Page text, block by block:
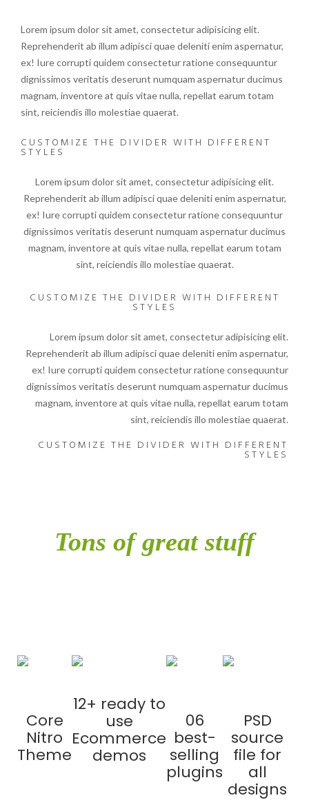
Lorem ipsum dolor sit amet, consectetur adipisicing elit.
Reprehenderit ab illum adipisci quae deleniti enim aspernatur,
ex! Iure corrupti quidem consectetur ratione consequuntur
dignissimos veritatis deserunt numquam aspernatur ducimus
magnam, inventore at quis vitae nulla, repellat earum totam
sint, reiciendis illo molestiae quaerat.
CUSTOMIZE THE DIVIDER WITH DIFFERENT
STYLES
Lorem ipsum dolor sit amet, consectetur adipisicing elit.
Reprehenderit ab illum adipisci quae deleniti enim aspernatur,
ex! Iure corrupti quidem consectetur ratione consequuntur
dignissimos veritatis deserunt numquam aspernatur ducimus
magnam, inventore at quis vitae nulla, repellat earum totam
sint, reiciendis illo molestiae quaerat.
CUSTOMIZE THE DIVIDER WITH DIFFERENT
STYLES
Lorem ipsum dolor sit amet, consectetur adipisicing elit.
Reprehenderit ab illum adipisci quae deleniti enim aspernatur,
ex! Iure corrupti quidem consectetur ratione consequuntur
dignissimos veritatis deserunt numquam aspernatur ducimus
magnam, inventore at quis vitae nulla, repellat earum totam
sint, reiciendis illo molestiae quaerat.
CUSTOMIZE THE DIVIDER WITH DIFFERENT
STYLES
Tons of great stuff
Core
Nitro
Theme
12+ ready to
use
Ecommerce
demos
06
best-
selling
plugins
PSD
source
file for
all
designs